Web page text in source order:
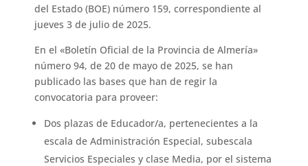
del Estado (BOE) número 159, correspondiente al
jueves 3 de julio de 2025.
En el «Boletín Oficial de la Provincia de Almería»
número 94, de 20 de mayo de 2025, se han
publicado las bases que han de regir la
convocatoria para proveer:
Dos plazas de Educador/a, pertenecientes a la
escala de Administración Especial, subescala
Servicios Especiales y clase Media, por el sistema